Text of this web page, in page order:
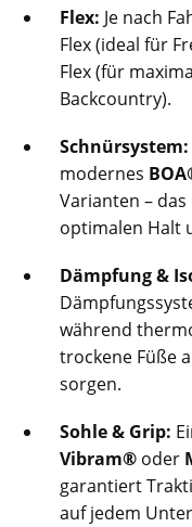
Flex: Je nach
Flex (ideal für
Flex (für
Backcountry).
Schnürsystem:
modernes
Varianten –
optimalen Halt
Dämpfung &
während
trockene Füße
sorgen.
Sohle & Grip:
Vibram® oder
garantiert
auf jedem